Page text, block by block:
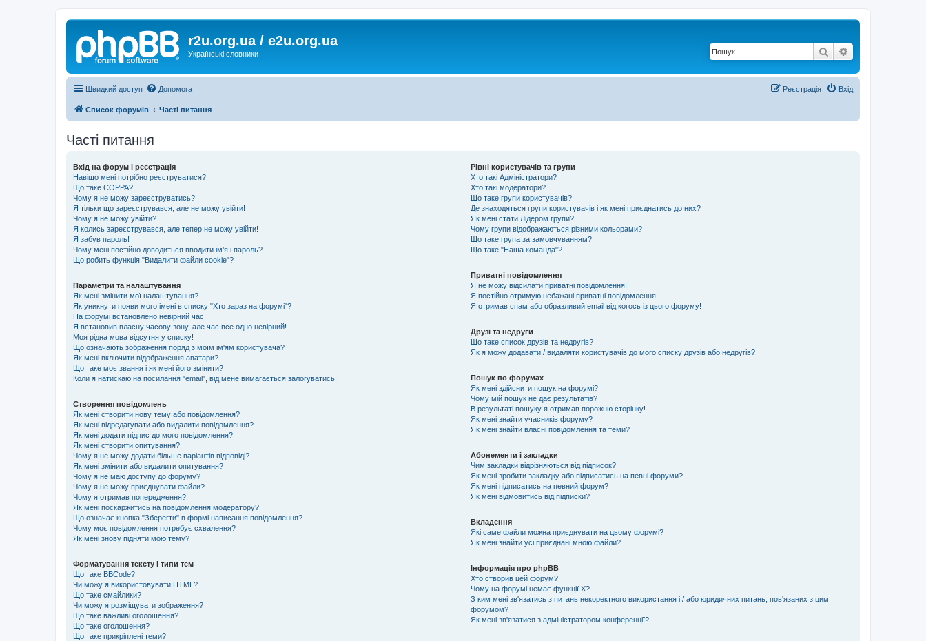
r2u.org.ua / e2u.org.ua
Українські словники Пошук
Швидкий доступ Допомога Вхід
Реєстрація
Список форумів Часті питання
Часті питання
Вхід на форум і реєстрація
Навіщо мені потрібно реєструватися?
Що таке COPPA?
Чому я не можу зареєструватись?
Я тільки що зареєструвався, але не можу увійти!
Чому я не можу увійти?
Я колись зареєструвався, але тепер не можу увійти!
Я забув пароль!
Чому мені постійно доводиться вводити ім’я і пароль?
Що робить функція "Видалити файли cookie"?
Параметри та налаштування
Як мені змінити мої налаштування?
Як уникнути появи мого імені в списку "Хто зараз на форумі"?
На форумі встановлено невірний час!
Я встановив власну часову зону, але час все одно невірний!
Моя рідна мова відсутня у списку!
Що означають зображення поряд з моїм ім'ям користувача?
Як мені включити відображення аватари?
Що таке моє звання і як мені його змінити?
Коли я натискаю на посилання "email", від мене вимагається залогуватись!
Створення повідомлень
Як мені створити нову тему або повідомлення?
Як мені відредагувати або видалити повідомлення?
Як мені додати підпис до мого повідомлення?
Як мені створити опитування?
Чому я не можу додати більше варіантів відповіді?
Як мені змінити або видалити опитування?
Чому я не маю доступу до форуму?
Чому я не можу приєднувати файли?
Чому я отримав попередження?
Як мені поскаржитись на повідомлення модератору?
Що означає кнопка "Зберегти" в формі написання повідомлення?
Чому моє повідомлення потребує схвалення?
Як мені знову підняти мою тему?
Форматування тексту і типи тем
Що таке BBCode?
Чи можу я використовувати HTML?
Що таке смайлики?
Чи можу я розміщувати зображення?
Що таке важливі оголошення?
Що таке оголошення?
Що таке прикріплені теми?
Рівні користувачів та групи
Хто такі Адміністратори?
Хто такі модератори?
Що таке групи користувачів?
Де знаходяться групи користувачів і як мені приєднатись до них?
Як мені стати Лідером групи?
Чому групи відображаються різними кольорами?
Що таке група за замовчуванням?
Що таке "Наша команда"?
Приватні повідомлення
Я не можу відсилати приватні повідомлення!
Я постійно отримую небажані приватні повідомлення!
Я отримав спам або образливий email від когось із цього форуму!
Друзі та недруги
Що таке список друзів та недругів?
Як я можу додавати / видаляти користувачів до мого списку друзів або недругів?
Пошук по форумах
Як мені здійснити пошук на форумі?
Чому мій пошук не дає результатів?
В результаті пошуку я отримав порожню сторінку!
Як мені знайти учасників форуму?
Як мені знайти власні повідомлення та теми?
Абонементи і закладки
Чим закладки відрізняються від підписок?
Як мені зробити закладку або підписатись на певні форуми?
Як мені підписатись на певний форум?
Як мені відмовитись від підписки?
Вкладення
Які саме файли можна приєднувати на цьому форумі?
Як мені знайти усі приєднані мною файли?
Інформація про phpBB
Хто створив цей форум?
Чому на форумі немає функції X?
З ким мені зв'язатись з питань некоректного використання і / або юридичних питань, пов'язаних з цим
форумом?
Як мені зв'язатися з адміністратором конференції?